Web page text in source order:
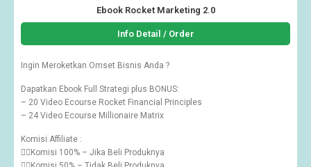
Ebook Rocket Marketing 2.0
Info Detail / Order
Ingin Meroketkan Omset Bisnis Anda ?
Dapatkan Ebook Full Strategi plus BONUS:
– 20 Video Ecourse Rocket Financial Principles
– 24 Video Ecourse Millionaire Matrix
Komisi Affiliate :
👉🏽Komisi 100% – Jika Beli Produknya